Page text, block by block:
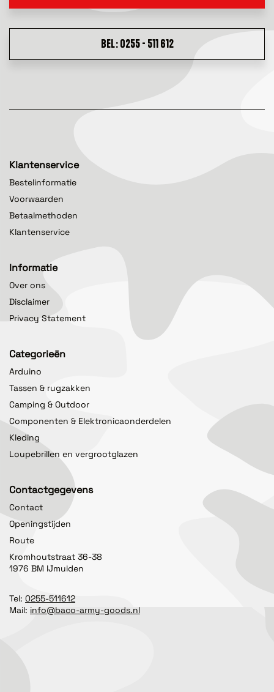
BEL: 0255 - 511 612
Klantenservice
Bestelinformatie
Voorwaarden
Betaalmethoden
Klantenservice
Informatie
Over ons
Disclaimer
Privacy Statement
Categorieën
Arduino
Tassen & rugzakken
Camping & Outdoor
Componenten & Elektronicaonderdelen
Kleding
Loupebrillen en vergrootglazen
Contactgegevens
Contact
Openingstijden
Route
Kromhoutstraat 36-38
1976 BM IJmuiden
Tel: 0255-511612
Mail: info@baco-army-goods.nl